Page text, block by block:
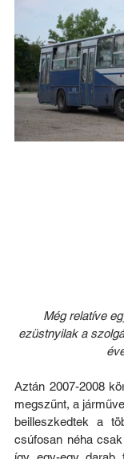
Még relatíve
ezüstnyilak a
Aztán 2007-2008
megszűnt, a
beilleszkedtek a
csúfosan néha